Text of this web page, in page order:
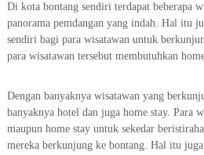
Di kota bontang sendiri terdapat beberapa
panorama pemdangan yang indah. Hal itu
sendiri bagi para wisatawan untuk
para wisatawan tersebut membutuhkan
Dengan banyaknya wisatawan yang
banyaknya hotel dan juga home stay. Para
maupun home stay untuk sekedar
mereka berkunjung ke bontang. Hal itu